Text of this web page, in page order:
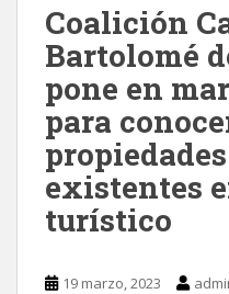
Coalición
Bartolomé
pone en
para
existentes
turístico
19 marzo, 2023